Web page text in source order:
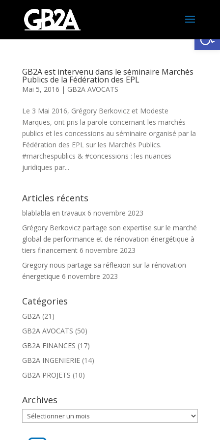
GB2A est intervenu dans le séminaire Marchés
Publics de la Fédération des EPL
Mai 5, 2016 | GB2A AVOCATS
Le 3 Mai 2016, Grégory Berkovicz et Modeste
Marques, ont pris la parole concernant les marchés
publics et les concessions au séminaire organisé par la
Fédération des EPL sur les Marchés Publics.
#marchespublics & #concessions : les nuances
juridiques par...
Articles récents
blablabla en travaux 6 novembre 2023
Grégory Berkovicz partage son expertise sur le marché
global de performance et de rénovation énergétique à
tiers financement 6 novembre 2023
Gregory nous partage sa réflexion sur la rénovation
énergetique 6 novembre 2023
Catégories
GB2A(21)
GB2A AVOCATS (50)
GB2A FINANCES (17)
GB2A INGENIERIE(14)
GB2A PROJETS (10)
Archives
Archives